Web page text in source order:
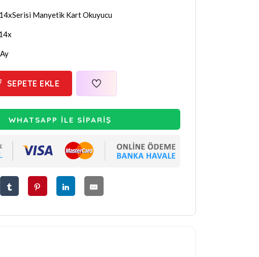
Manyetik Kart Okuyucu
SEPETE EKLE
WHATSAPP İLE SİPARİŞ